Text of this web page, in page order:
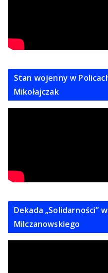
Stan wojenny w
Mikołajczak
Dekada „Solidarności”
Milczanowskiego